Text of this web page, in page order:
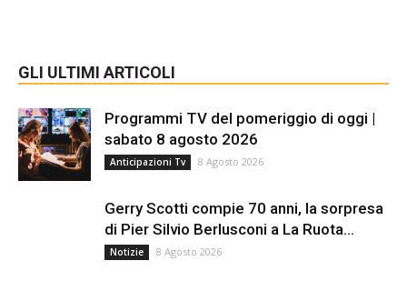
GLI ULTIMI ARTICOLI
Programmi TV del pomeriggio di oggi |
sabato 8 agosto 2026
Anticipazioni Tv 8 Agosto 2026
Gerry Scotti compie 70 anni, la sorpresa
di Pier Silvio Berlusconi a La Ruota...
Notizie 8 Agosto 2026